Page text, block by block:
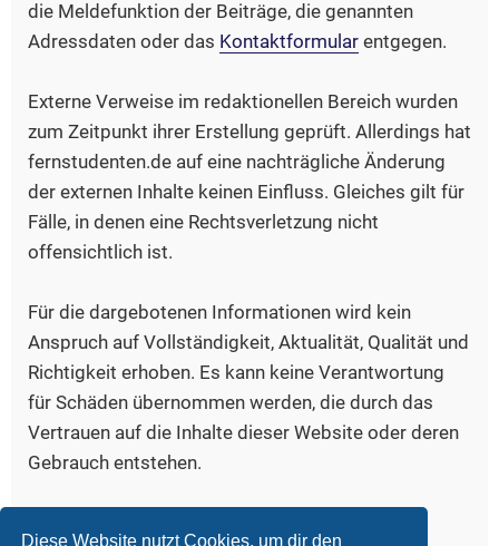
Diese Website nutzt Cookies, um dir den
die Meldefunktion der Beiträge, die genannten
Adressdaten oder das Kontaktformular entgegen.
Externe Verweise im redaktionellen Bereich wurden
zum Zeitpunkt ihrer Erstellung geprüft. Allerdings hat
fernstudenten.de auf eine nachträgliche Änderung
der externen Inhalte keinen Einfluss. Gleiches gilt für
Fälle, in denen eine Rechtsverletzung nicht
offensichtlich ist.
Für die dargebotenen Informationen wird kein
Anspruch auf Vollständigkeit, Aktualität, Qualität und
Richtigkeit erhoben. Es kann keine Verantwortung
für Schäden übernommen werden, die durch das
Vertrauen auf die Inhalte dieser Website oder deren
Gebrauch entstehen.